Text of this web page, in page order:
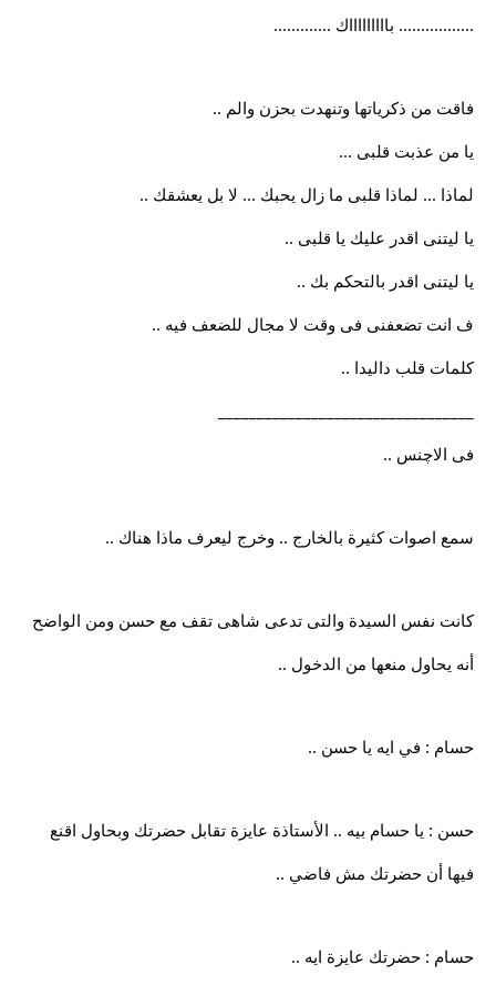
................. باااااااااك .............
فاقت من ذكرياتها وتنهدت بحزن والم ..
يا من عذبت قلبى ...
لماذا ... لماذا قلبى ما زال يحبك ... لا بل يعشقك ..
يا ليتنى اقدر عليك يا قلبى ..
يا ليتنى اقدر بالتحكم بك ..
ف انت تضعفنى فى وقت لا مجال للضعف فيه ..
كلمات قلب داليدا ..
فى الاچنس ..
سمع اصوات كثيرة بالخارج .. وخرج ليعرف ماذا هناك ..
كانت نفس السيدة والتى تدعى شاهى تقف مع حسن ومن الواضح
أنه يحاول منعها من الدخول ..
حسام : في ايه يا حسن ..
حسن : يا حسام بيه .. الأستاذة عايزة تقابل حضرتك وبحاول اقنع
فيها أن حضرتك مش فاضي ..
حسام : حضرتك عايزة ايه ..